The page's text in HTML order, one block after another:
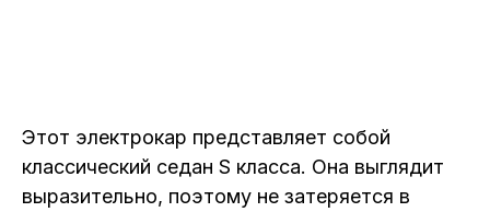
Этот электрокар представляет собой
классический седан S класса. Она выглядит
выразительно, поэтому не затеряется в